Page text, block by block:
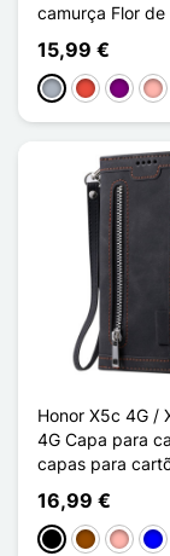
camurça Flor de
15,99 €
CinzentoVermelho
Púrpura
Honor X5c 4G /
4G Capa para
capas para
16,99 €
PretoCastanho
OuroAzul